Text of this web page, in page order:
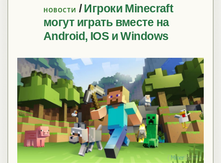
НОВОСТИ /Игроки Minecraft
могут играть вместе на
Android, IOS и Windows